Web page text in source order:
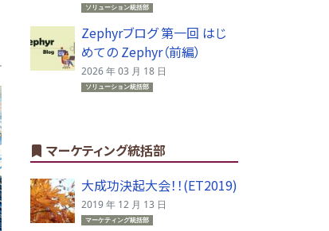
ソリューション統括部
Zephyrブログ 第一回 はじ
めての Zephyr（前編）
2026 年 03 月 18 日
ソリューション統括部
マーケティング統括部
大成功決起大会！！(ET2019)
2019 年 12 月 13 日
マーケティング統括部